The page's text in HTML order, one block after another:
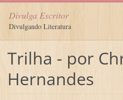
Divulga Escritor
Divulgando Literatura
Trilha - por
Hernandes